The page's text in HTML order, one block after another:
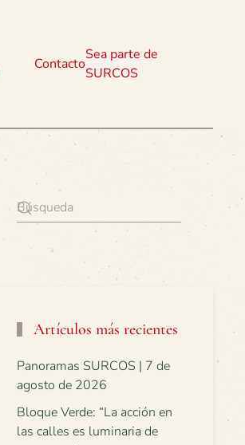
Contacto
Sea parte de
SURCOS
Artículos más recientes
Panoramas SURCOS | 7 de
agosto de 2026
Bloque Verde: “La acción en
las calles es luminaria de